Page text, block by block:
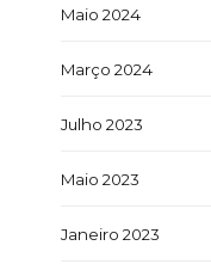
Maio 2024
Março 2024
Julho 2023
Maio 2023
Janeiro 2023